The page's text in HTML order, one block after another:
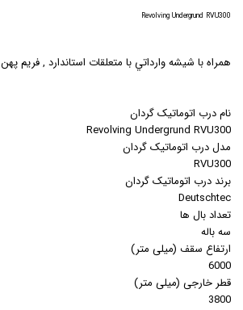
Revolving Undergrund RVU300
همراه با شيشه وارداتي با متعلقات استاندارد , فريم پهن
نام درب اتوماتیک گردان
Revolving Undergrund RVU300
مدل درب اتوماتیک گردان
RVU300
برند درب اتوماتیک گردان
Deutschtec
تعداد بال ها
سه باله
ارتفاع سقف (میلی متر)
6000
قطر خارجی (میلی متر)
3800